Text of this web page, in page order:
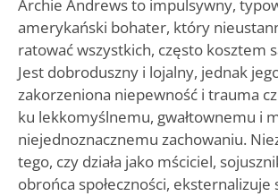
Archie Andrews to impulsywny,
amerykański bohater, który
ratować wszystkich, często kosztem
Jest dobroduszny i lojalny, jednak
zakorzeniona niepewność i trauma
ku lekkomyślnemu, gwałtownemu i
niejednoznacznemu zachowaniu.
tego, czy działa jako mściciel,
obrońca społeczności, eksternalizuje